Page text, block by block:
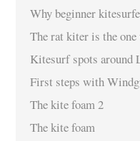
Why beginner
The rat kiter is the one
Kitesurf spots around
First steps with
The kite foam 2
The kite foam